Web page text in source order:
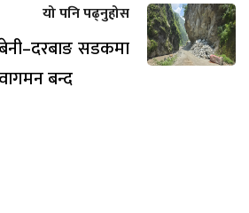
यो पनि पढ्नुहोस
सडकमा
बन्द